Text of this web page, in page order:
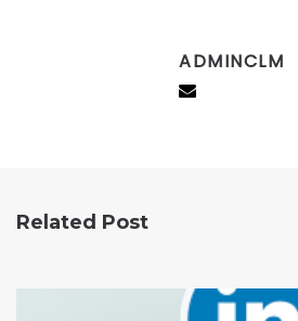
ADMINCLM
Related Post